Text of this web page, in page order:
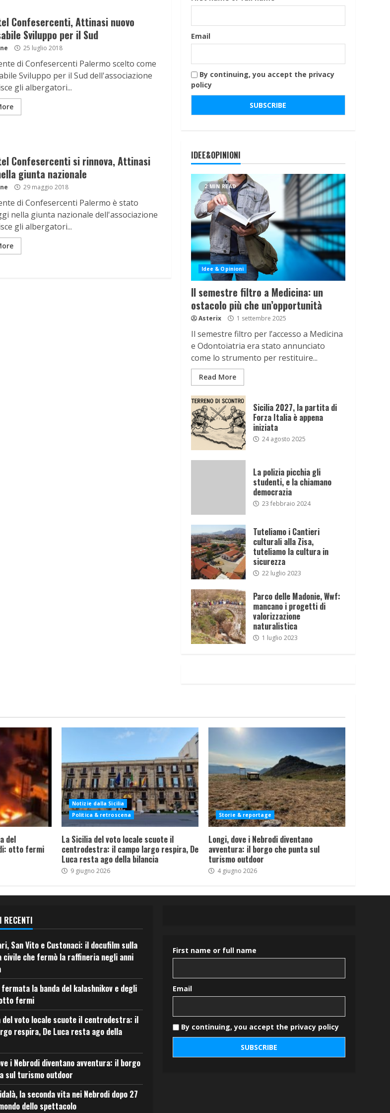
Confesercenti, Attinasi nuovo
Sviluppo per il Sud
25 luglio 2018
di Confesercenti Palermo scelto come
Sviluppo per il Sud dell'associazione
gli albergatori...
Confesercenti si rinnova, Attinasi
giunta nazionale
29 maggio 2018
di Confesercenti Palermo è stato
nella giunta nazionale dell'associazione
gli albergatori...
Email
By continuing, you accept the privacy
policy
IDEE&OPINIONI
2 MIN READ
Idee & Opinioni
Il semestre filtro a Medicina: un
ostacolo più che un’opportunità
Asterix 1 settembre 2025
Il semestre filtro per l’accesso a Medicina
e Odontoiatria era stato annunciato
come lo strumento per restituire...
Read More
Sicilia 2027, la partita di
Forza Italia è appena
iniziata
24 agosto 2025
La polizia picchia gli
studenti, e la chiamano
democrazia
23 febbraio 2024
Tuteliamo i Cantieri
culturali alla Zisa,
tuteliamo la cultura in
sicurezza
22 luglio 2023
Parco delle Madonie, Wwf:
mancano i progetti di
valorizzazione
naturalistica
1 luglio 2023
del
otto fermi
Notizie dalla Sicilia
Politica & retroscena
La Sicilia del voto locale scuote il
centrodestra: il campo largo respira, De
Luca resta ago della bilancia
9 giugno 2026
Storie & reportage
Longi, dove i Nebrodi diventano
avventura: il borgo che punta sul
turismo outdoor
4 giugno 2026
RECENTI
San Vito e Custonaci: il docufilm sulla
che fermò la raffineria negli anni
fermata la banda del kalashnikov e degli
fermi
del voto locale scuote il centrodestra: il
respira, De Luca resta ago della
i Nebrodi diventano avventura: il borgo
sul turismo outdoor
la seconda vita nei Nebrodi dopo 27
dello spettacolo
First name or full name
Email
By continuing, you accept the privacy policy